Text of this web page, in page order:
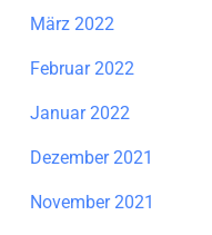
März 2022
Februar 2022
Januar 2022
Dezember 2021
November 2021